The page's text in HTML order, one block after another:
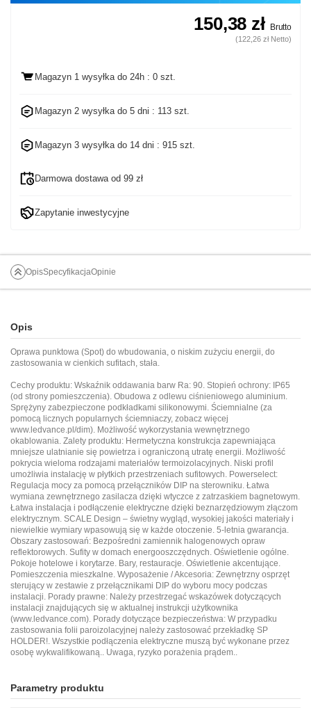
150,38 zł Brutto
(122,26 zł Netto)
Magazyn 1 wysyłka do 24h : 0 szt.
Magazyn 2 wysyłka do 5 dni : 113 szt.
Magazyn 3 wysyłka do 14 dni : 915 szt.
Darmowa dostawa od 99 zł
Zapytanie inwestycyjne
OpisSpecyfikacjaOpinie
Opis
Oprawa punktowa (Spot) do wbudowania, o niskim zużyciu energii, do
zastosowania w cienkich sufitach, stała.
Cechy produktu: Wskaźnik oddawania barw Ra: 90. Stopień ochrony: IP65
(od strony pomieszczenia). Obudowa z odlewu ciśnieniowego aluminium.
Sprężyny zabezpieczone podkładkami silikonowymi. Ściemnialne (za
pomocą licznych popularnych ściemniaczy, zobacz więcej
www.ledvance.pl/dim). Możliwość wykorzystania wewnętrznego
okablowania. Zalety produktu: Hermetyczna konstrukcja zapewniająca
mniejsze ulatnianie się powietrza i ograniczoną utratę energii. Możliwość
pokrycia wieloma rodzajami materiałów termoizolacyjnych. Niski profil
umożliwia instalację w płytkich przestrzeniach sufitowych. Powerselect:
Regulacja mocy za pomocą przełączników DIP na sterowniku. Łatwa
wymiana zewnętrznego zasilacza dzięki wtyczce z zatrzaskiem bagnetowym.
Łatwa instalacja i podłączenie elektryczne dzięki beznarzędziowym złączom
elektrycznym. SCALE Design – świetny wygląd, wysokiej jakości materiały i
niewielkie wymiary wpasowują się w każde otoczenie. 5-letnia gwarancja.
Obszary zastosowań: Bezpośredni zamiennik halogenowych opraw
reflektorowych. Sufity w domach energooszczędnych. Oświetlenie ogólne.
Pokoje hotelowe i korytarze. Bary, restauracje. Oświetlenie akcentujące.
Pomieszczenia mieszkalne. Wyposażenie / Akcesoria: Zewnętrzny osprzęt
sterujący w zestawie z przełącznikami DIP do wyboru mocy podczas
instalacji. Porady prawne: Należy przestrzegać wskazówek dotyczących
instalacji znajdujących się w aktualnej instrukcji użytkownika
(www.ledvance.com). Porady dotyczące bezpieczeństwa: W przypadku
zastosowania folii paroizolacyjnej należy zastosować przekładkę SP
HOLDER!. Wszystkie podłączenia elektryczne muszą być wykonane przez
osobę wykwalifikowaną.. Uwaga, ryzyko porażenia prądem..
Parametry produktu